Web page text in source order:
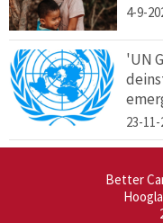
4-9-
'UN
23-
Better